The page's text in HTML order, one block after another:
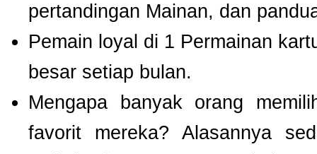
pertandingan Mainan, dan
Pemain loyal di 1 Permainan
besar setiap bulan.
Mengapa banyak orang
favorit mereka? Alasannya